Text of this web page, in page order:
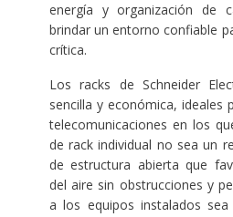
energía y organización de
brindar un entorno confiable
crítica.
Los racks de Schneider
sencilla y económica, ideales
telecomunicaciones en los
de rack individual no sea un
de estructura abierta que
del aire sin obstrucciones y
a los equipos instalados